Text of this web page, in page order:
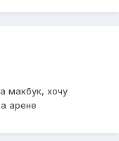
макбук, хочу
арене